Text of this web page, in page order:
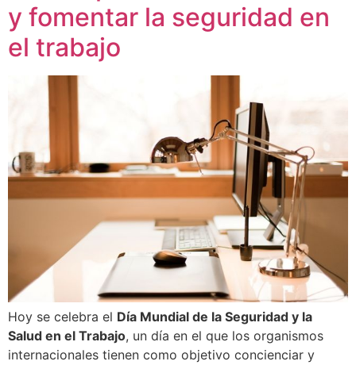
y fomentar la seguridad en
el trabajo
Hoy se celebra el Día Mundial de la Seguridad y la
Salud en el Trabajo, un día en el que los organismos
internacionales tienen como objetivo concienciar y